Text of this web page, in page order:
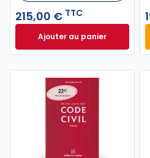
215,00 € TTC
Ajouter au panier
Mémento Fiscal